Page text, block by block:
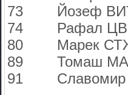
73 Йозеф
74 Рафал
80 Марек
89 Томаш
91 Славомир